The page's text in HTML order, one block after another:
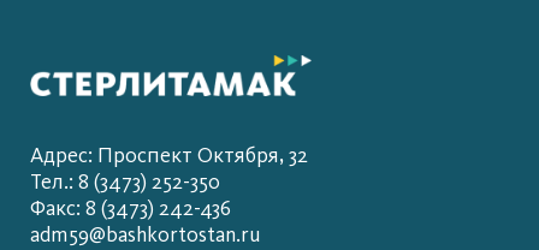
Адрес: Проспект Октября, 32
Тел.: 8 (3473) 252-350
Факс: 8 (3473) 242-436
adm59@bashkortostan.ru